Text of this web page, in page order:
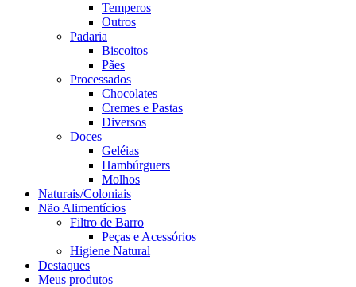
Temperos
Outros
Padaria
Biscoitos
Pães
Processados
Chocolates
Cremes e Pastas
Diversos
Doces
Geléias
Hambúrguers
Molhos
Naturais/Coloniais
Não Alimentícios
Filtro de Barro
Peças e Acessórios
Higiene Natural
Destaques
Meus produtos